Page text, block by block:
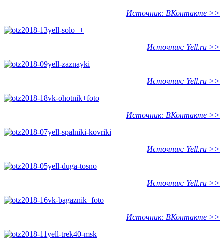
Источник: ВКонтакте >>
Источник: Yell.ru >>
Источник: Yell.ru >>
Источник: ВКонтакте >>
Источник: Yell.ru >>
Источник: Yell.ru >>
Источник: ВКонтакте >>